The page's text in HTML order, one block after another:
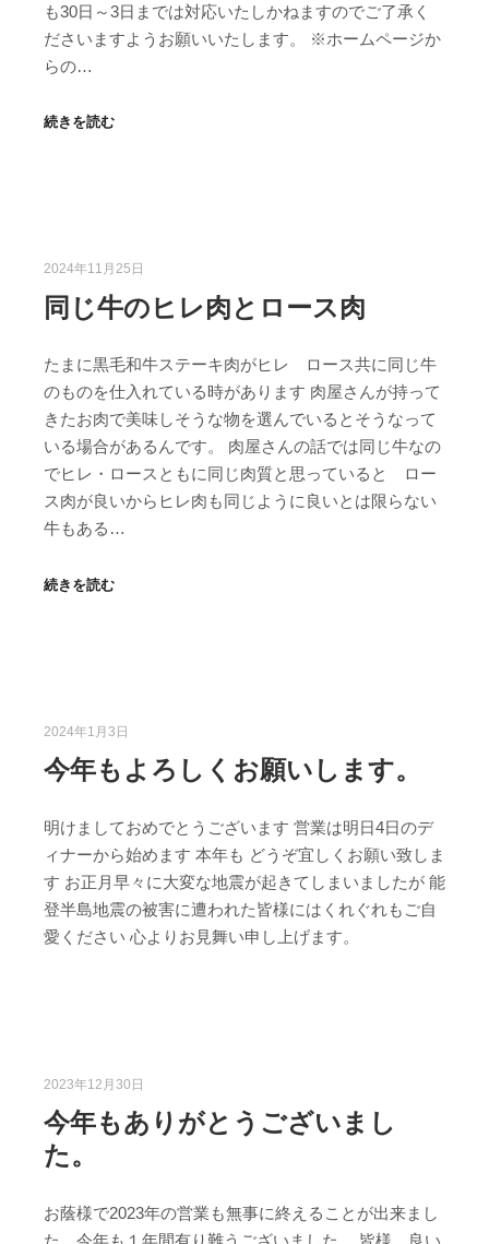
も30日～3日までは対応いたしかねますのでご了承く
ださいますようお願いいたします。 ※ホームページか
らの…
続きを読む
2024年11月25日
同じ牛のヒレ肉とロース肉
たまに黒毛和牛ステーキ肉がヒレ ロース共に同じ牛
のものを仕入れている時があります 肉屋さんが持って
きたお肉で美味しそうな物を選んでいるとそうなって
いる場合があるんです。 肉屋さんの話では同じ牛なの
でヒレ・ロースともに同じ肉質と思っていると ロー
ス肉が良いからヒレ肉も同じように良いとは限らない
牛もある…
続きを読む
2024年1月3日
今年もよろしくお願いします。
明けましておめでとうございます 営業は明日4日のデ
ィナーから始めます 本年も どうぞ宜しくお願い致しま
す お正月早々に大変な地震が起きてしまいましたが 能
登半島地震の被害に遭われた皆様にはくれぐれもご自
愛ください 心よりお見舞い申し上げます。
2023年12月30日
今年もありがとうございまし
た。
お蔭様で2023年の営業も無事に終えることが出来まし
た 今年も１年間有り難うございました。 皆様 良い